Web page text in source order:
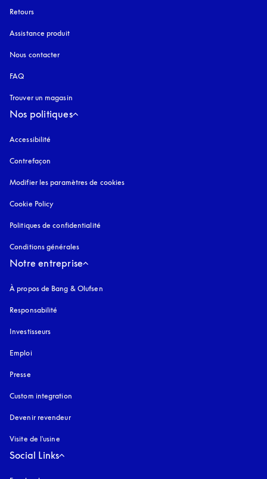
Retours
Assistance produit
Nous contacter
FAQ
Trouver un magasin
Nos politiques
Accessibilité
Contrefaçon
Modifier les paramètres de cookies
Cookie Policy
Politiques de confidentialité
Conditions générales
Notre entreprise
À propos de Bang & Olufsen
Responsabilité
Investisseurs
Emploi
Presse
Custom integration
Devenir revendeur
Visite de l'usine
Social Links